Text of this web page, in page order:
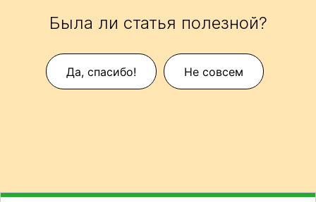
Была ли статья полезной?
Да, спасибо! Не совсем